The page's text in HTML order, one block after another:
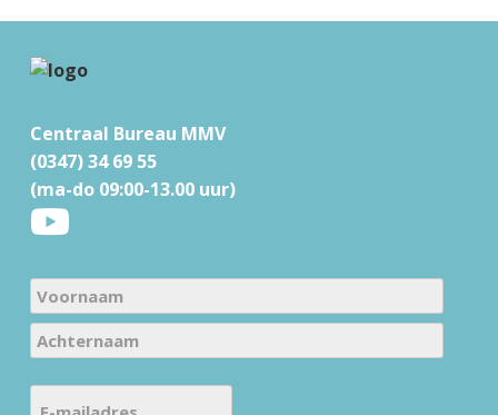
Centraal Bureau MMV
(0347) 34 69 55
(ma-do 09:00-13.00 uur)
N
a
m
V
o
o